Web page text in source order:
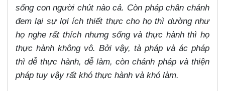
sống con người chút nào cả. Còn pháp chân chánh
đem lại sự lợi ích thiết thực cho họ thì dường như
họ nghe rất thích nhưng sống và thực hành thì họ
thực hành không vô. Bởi vậy, tà pháp và ác pháp
thì dễ thực hành, dễ làm, còn chánh pháp và thiện
pháp tuy vậy rất khó thực hành và khó làm.